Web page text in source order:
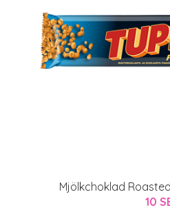
Mjölkchoklad
10